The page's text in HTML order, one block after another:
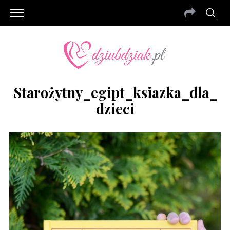
Starożytny_egipt_ksiazka_dla_
Dzieci
S